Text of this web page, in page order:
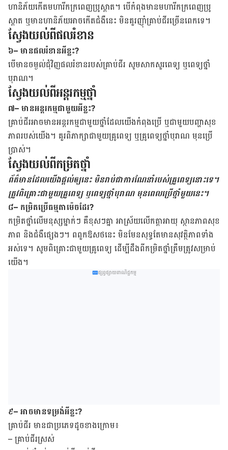
ហានិភ័យ​កើត​មហារីក​ក្រពេញ​ប្រូស្តាត។ បើ​កំពុង​មាន​មហារីក​ក្រពេញ​ប្រូ
ស្តាត ឬ​មាន​ហានិភ័យ​អាច​កើត​ជំងឺ​នេះ មិន​គួរ​ញ៉ាំ​គ្រាប់​ជីរ​ច្រើន​ពេក​ទេ។
ស្វែងយល់ពីផលរំខាន
៦– មានផលរំខានអីខ្លះ?
បើ​មាន​ចម្ងល់​ជុំវិញ​ផល​រំខាន​របស់​គ្រាប់ជីរ សូម​សាក​សួរ​ពេទ្យ ឬ​ពេទ្យ​ថ្នាំ​
បុរាណ។
ស្វែងយល់ពីអន្តរកម្មថ្នាំ
៧– មានអន្តរកម្មជាមួយអីខ្លះ?
គ្រាប់​ជីរ​អាច​មាន​អន្តរកម្ម​ជាមួយ​ថ្នាំ​ដែល​យើង​កំពុង​ប្រើ ឬ​ជាមួយ​បញ្ហា​សុខ
ភាព​របស់​យើង។ គួរ​ពិភាក្សា​ជាមួយ​គ្រូ​ពេទ្យ ឬ​គ្រូពេទ្យ​ថ្នាំបុរាណ មុន​ប្រើ​
ប្រាស់។
ស្វែងយល់ពីកម្រិតថ្នាំ
ព័ត៌មាន​ដែល​យើង​ផ្តល់​ឲ្យ​នេះ មិន​រាប់​ជា​ការ​ណែ​នាំ​របស់​គ្រូ​ពេទ្យ​នោះ​ទេ។
ត្រូវ​ពិគ្រោះ​ជាមួយ​គ្រូ​ពេទ្យ​ ឬ​ពេទ្យ​ថ្នាំ​បុរាណ មុន​ពេល​ប្រើ​ថ្នាំ​មួយ​នេះ។
៨– កម្រិតប្រើធម្មតាម៉េចដែរ?
កម្រិត​ថ្នាំលើមនុស្សម្នាក់ៗ គឺខុសៗ​គ្នា ​អាស្រ័យ​លើកត្តា​អាយុ ស្ថាន​ភាព​សុខ​
ភាព និង​ជំងឺ​ផ្សេងៗ។ ពពួកឱសថ​នេះ​ មិនមែនសុទ្ធ​តែ​មាន​សុវត្ថិ​ភាព​ទាំង​
អស់ទេ។ សូម​ពិគ្រោះ​ជាមួយ​គ្រូ​ពេទ្យ ដើម្បី​ដឹង​ពី​​កម្រិត​ថ្នាំត្រឹម​ត្រូវ​សម្រាប់
យើង។
ផ្សព្វផ្សាយពាណិជ្ជកម្ម
៩– អាចមានទម្រង់អីខ្លះ?
គ្រាប់​ជីរ មាន​ជា​ប្រភេទ​ដូច​ខាង​ក្រោម៖
– គ្រាប់​ជីរ​ស្រស់